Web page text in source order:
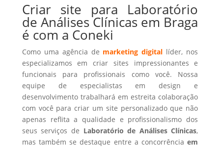
Criar site para Laboratório
de Análises Clínicas em Braga
é com a Coneki
Como uma agência de marketing digital líder, nos
especializamos em criar sites impressionantes e
funcionais para profissionais como você. Nossa
equipe de especialistas em design e
desenvolvimento trabalhará em estreita colaboração
com você para criar um site personalizado que não
apenas reflita a qualidade e profissionalismo dos
seus serviços de Laboratório de Análises Clínicas,
mas também se destaque entre a concorrênciaem